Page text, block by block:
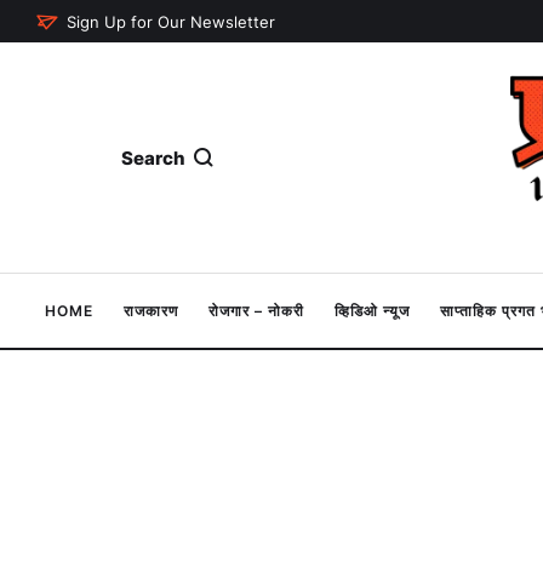
Sign Up for Our Newsletter
Search
HOME राजकारण रोजगार – नोकरी व्हिडिओ न्यूज साप्ताहिक